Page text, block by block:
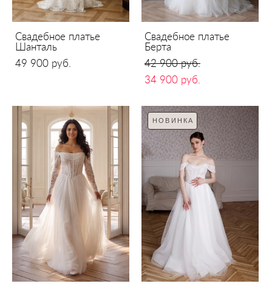
Свадебное платье
Шанталь
49 900 pуб.
Свадебное платье
Берта
42 900 pуб.
34 900 pуб.
НОВИНКА